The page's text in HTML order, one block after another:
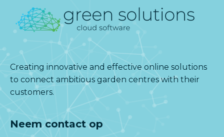
Creating innovative and effective online solutions
to connect ambitious garden centres with their
customers.
Neem contact op